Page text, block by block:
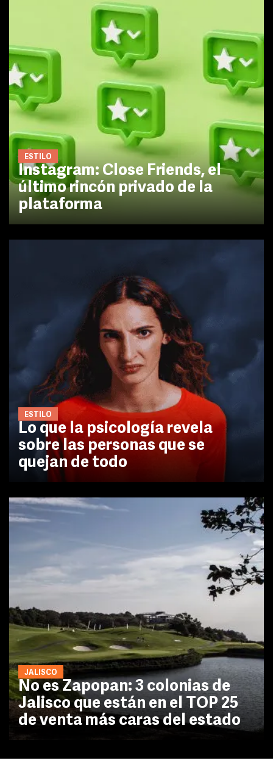
ESTILO
Instagram: Close Friends, el
último rincón privado de la
plataforma
ESTILO
Lo que la psicología revela
sobre las personas que se
quejan de todo
JALISCO
No es Zapopan: 3 colonias de
Jalisco que están en el TOP 25
de venta más caras del estado